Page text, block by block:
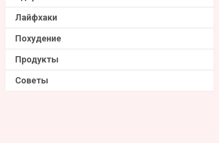
Лайфхаки
Похудение
Продукты
Советы